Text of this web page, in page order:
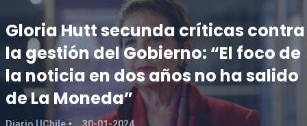
Gloria Hutt secunda críticas contra
la gestión del Gobierno: “El foco de
la noticia en dos años no ha salido
de La Moneda”
Diario UChile 30-01-2024